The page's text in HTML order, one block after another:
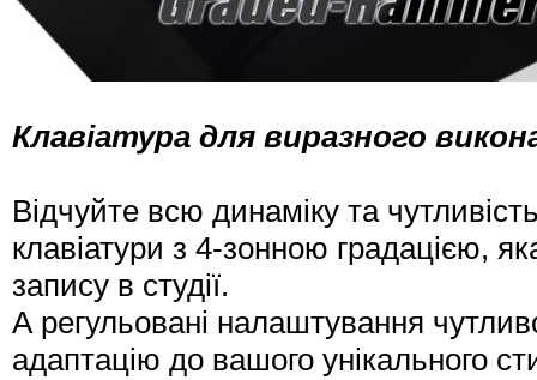
Клавіатура для виразного
Відчуйте всю динаміку та
клавіатури з 4-зонною градацією,
запису в студії.
А регульовані налаштування
адаптацію до вашого унікального